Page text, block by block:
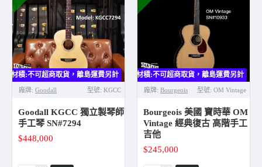
指板鑲嵌：Mother of Pearl Notched Square
琴頭指板鑲邊：Maple
琴橋：Ebony
弦鈕：Waverly Nickel Tuners w/ ebony knobs
硬盒：Ameritage w/ Humidity Control Case
大材積:不可超商取貨，離島運費另計
廠牌: Goodall 型號: KGCC
Goodall KGCC 獨立製琴師
手工琴 SN#7294
$448,000
大材積:不可超商取貨，離島運費另計
廠牌: Bourgeois 型號: OM Vintage
Bourgeois 美國 寶時華 OM
Vintage 經典復古 高階手工
吉他
$245,000